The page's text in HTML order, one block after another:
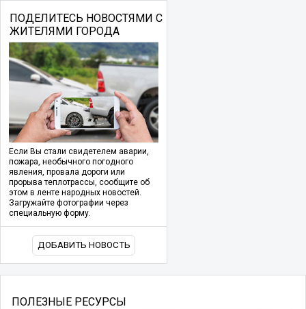
ПОДЕЛИТЕСЬ НОВОСТЯМИ С
ЖИТЕЛЯМИ ГОРОДА
Если Вы стали свидетелем аварии,
пожара, необычного погодного
явления, провала дороги или
прорыва теплотрассы, сообщите об
этом в ленте народных новостей.
Загружайте фотографии через
специальную форму.
ДОБАВИТЬ НОВОСТЬ
ПОЛЕЗНЫЕ РЕСУРСЫ